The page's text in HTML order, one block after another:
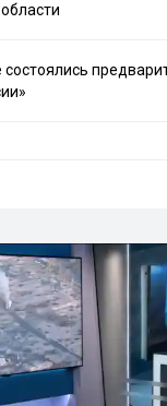
состоялись